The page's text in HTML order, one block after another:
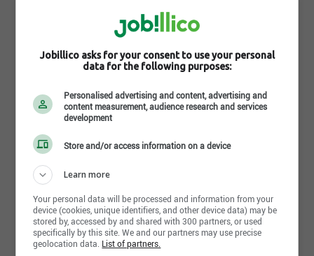
Groupe Roy Auto mise sur une perspective de
formation continue de ses employés, qui favorise
des services offerts à sa clientèle.
Le sentiment d'appartenance et l'esprit d’équipe qui
réunissent les employés du Groupe Roy Auto,
expliquent l'accroissement de l'entreprise et
L'entreprise tient à offrir à ses employés un milieu
de travail plaisant et captivant où chacun peut
trouver sa place et évoluer selon leur potentiel.
En tant que membre du renommé Groupe Ouellet,
qui compte 24 concessionnaires à travers le
Québec, nous bénéficions d'un vaste réseau de
soutien et de ressources. Notre engagement envers
Read more
Photos and videos
Jobillico asks for your consent to use your personal
data for the following purposes:
Personalised advertising and content, advertising and
content measurement, audience research and services
development
Store and/or access information on a device
Learn more
Your personal data will be processed and information from your
device (cookies, unique identifiers, and other device data) may be
stored by, accessed by and shared with 300 partners, or used
specifically by this site. We and our partners may use precise
geolocation data. List of partners.